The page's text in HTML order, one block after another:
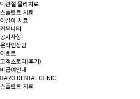
턱관절 물리치료
스플린트 치료
이갈이 치료
커뮤니티
공지사항
온라인상담
이벤트
고객스토리(후기)
비급여안내
BARO DENTAL CLINIC
스플린트 치료